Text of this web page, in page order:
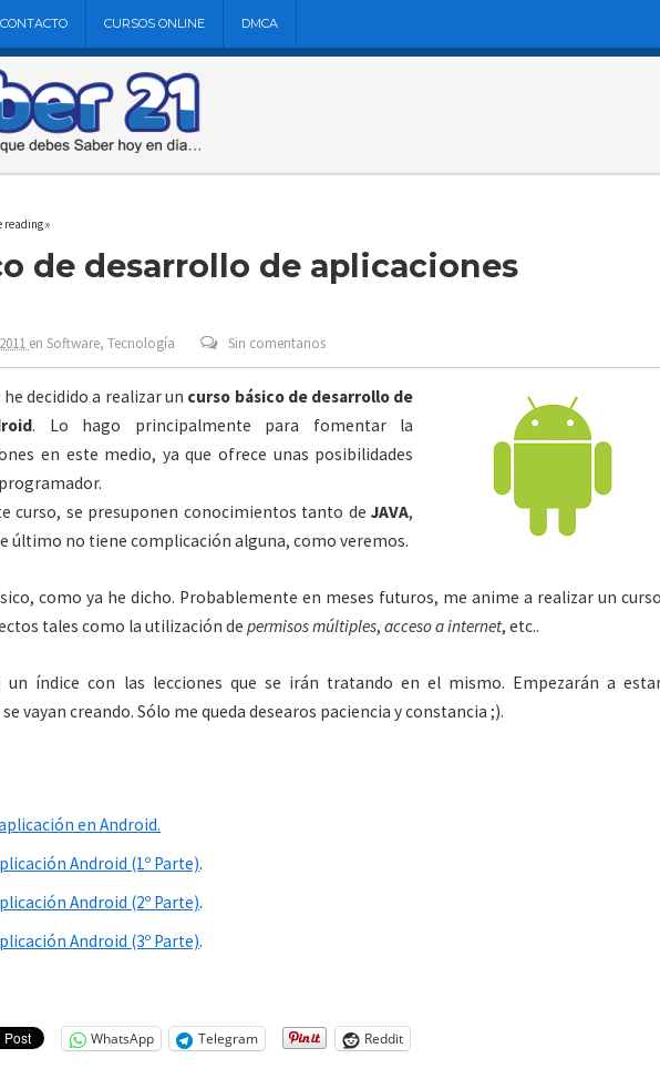
CONTACTO CURSOS ONLINE DMCA
reading »
de desarrollo de aplicaciones
en Software, Tecnología Sin comentarios
decidido a realizar un curso básico de desarrollo de
. Lo hago principalmente para fomentar la
en este medio, ya que ofrece unas posibilidades
curso, se presuponen conocimientos tanto deJAVA,
último no tiene complicación alguna, como veremos.
como ya he dicho. Probablemente en meses futuros, me anime a realizar un curso
tales como la utilización de permisos múltiples, acceso a internet, etc..
un índice con las lecciones que se irán tratando en el mismo. Empezarán a
vayan creando. Sólo me queda desearos paciencia y constancia ;).
en Android.
Android (1º Parte).
Android (2º Parte).
Android (3º Parte).
WhatsApp Telegram Reddit